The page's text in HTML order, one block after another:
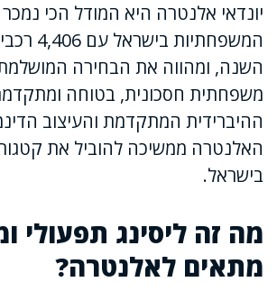
יונדאי אלנטרה היא המודל הכי
המשפחתיות
השנה, ומהווה את הבחירה
משפחתית חסכונית, בטוחה
ההיברידית המתקדמת והעיצוב
האלנטרה ממשיכה להוביל את
בישראל.
מה זה ליסינג תפעולי
מתאים לאלנטרה?